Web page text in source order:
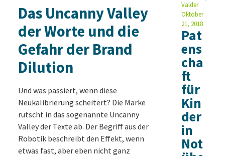
Das Uncanny Valley
der Worte und die
Gefahr der Brand
Dilution
Und was passiert, wenn diese
Neukalibrierung scheitert? Die Marke
rutscht in das sogenannte Uncanny
Valley der Texte ab. Der Begriff aus der
Robotik beschreibt den Effekt, wenn
etwas fast, aber eben nicht ganz
Valder
Oktober
21, 2018
Pat
ens
cha
ft
für
Kin
der
in
Not